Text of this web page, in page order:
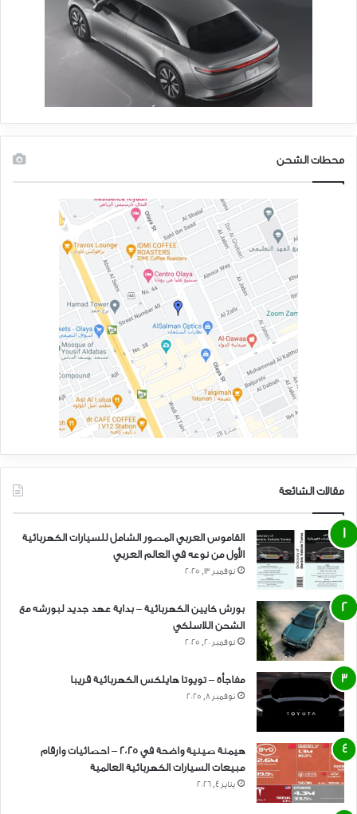
محطات الشحن
مقالات الشائعة
القاموس العربي المصور الشامل للسيارات الكهربائية
الأول من نوعه في العالم العربي
نوفمبر 13, 2025
بورش كايين الكهربائية – بداية عهد جديد لبورشه مع
الشحن اللاسلكي
نوفمبر 20, 2025
مفاجأة – تويوتا هايلكس الكهربائية قريبا
نوفمبر 8, 2025
هيمنة صينية واضحة في 2025 – احصائيات وارقام
مبيعات السيارات الكهربائية العالمية
يناير 4, 2026